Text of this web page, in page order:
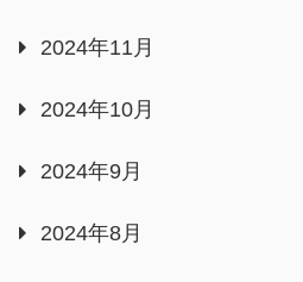
2024年11月
2024年10月
2024年9月
2024年8月